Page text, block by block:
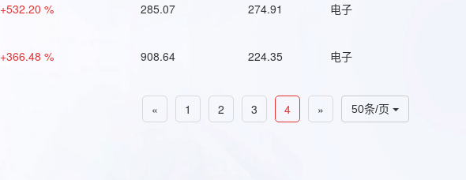
+532.20 % 285.07 274.91 电子
+366.48 % 908.64 224.35 电子
50条/页
« 1 2 3 4 »